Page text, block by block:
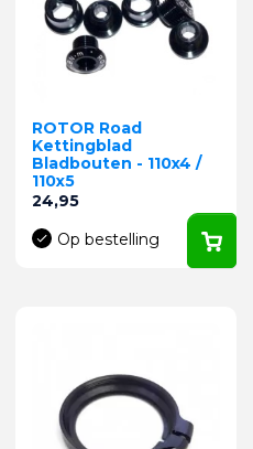
ROTOR Road
Kettingblad
Bladbouten - 110x4 /
110x5
Prijs
24,95
Op bestelling